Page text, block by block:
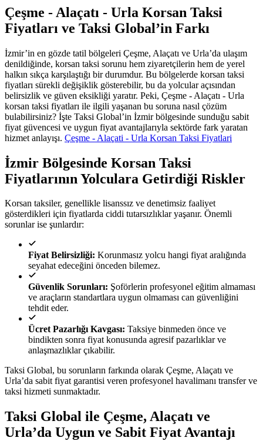
Çeşme - Alaçatı - Urla Korsan Taksi
Fiyatları ve Taksi Global’in Farkı
İzmir’in en gözde tatil bölgeleri Çeşme, Alaçatı ve Urla’da ulaşım
denildiğinde, korsan taksi sorunu hem ziyaretçilerin hem de yerel
halkın sıkça karşılaştığı bir durumdur. Bu bölgelerde korsan taksi
fiyatları sürekli değişiklik gösterebilir, bu da yolcular açısından
belirsizlik ve güven eksikliği yaratır. Peki, Çeşme - Alaçatı - Urla
korsan taksi fiyatları ile ilgili yaşanan bu soruna nasıl çözüm
bulabilirsiniz? İşte Taksi Global’in İzmir bölgesinde sunduğu sabit
fiyat güvencesi ve uygun fiyat avantajlarıyla sektörde fark yaratan
hizmet anlayışı. Çeşme - Alaçati - Urla Korsan Taksi Fiyatlari
İzmir Bölgesinde Korsan Taksi
Fiyatlarının Yolculara Getirdiği Riskler
Korsan taksiler, genellikle lisanssız ve denetimsiz faaliyet
gösterdikleri için fiyatlarda ciddi tutarsızlıklar yaşanır. Önemli
sorunlar ise şunlardır:
Fiyat Belirsizliği: Korunmasız yolcu hangi fiyat aralığında
seyahat edeceğini önceden bilemez.
Güvenlik Sorunları: Şoförlerin profesyonel eğitim almaması
ve araçların standartlara uygun olmaması can güvenliğini
tehdit eder.
Ücret Pazarlığı Kavgası: Taksiye binmeden önce ve
bindikten sonra fiyat konusunda agresif pazarlıklar ve
anlaşmazlıklar çıkabilir.
Taksi Global, bu sorunların farkında olarak Çeşme, Alaçatı ve
Urla’da sabit fiyat garantisi veren profesyonel havalimanı transfer ve
taksi hizmeti sunmaktadır.
Taksi Global ile Çeşme, Alaçatı ve
Urla’da Uygun ve Sabit Fiyat Avantajı